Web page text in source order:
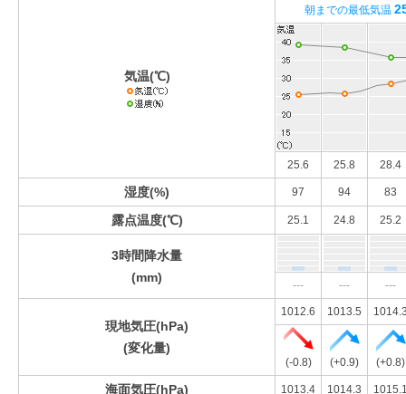
気温(℃)
朝までの最低気温
25.6 25.8 28.4
湿度(%) 97 94 83
露点温度(℃) 25.1 24.8 25.2
3時間降水量
(mm)
--- --- ---
現地気圧(hPa)
(変化量)
1012.6 1013.5
(-0.8) (+0.9) (+0.8)
海面気圧(hPa) 1013.4 1014.3